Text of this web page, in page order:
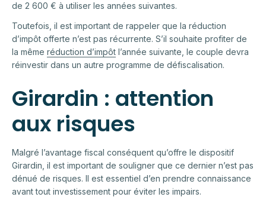
de 2 600 € à utiliser les années suivantes.
Toutefois, il est important de rappeler que la réduction
d’impôt offerte n’est pas récurrente. S’il souhaite profiter de
la même réduction d’impôt l’année suivante, le couple devra
réinvestir dans un autre programme de défiscalisation.
Girardin : attention
aux risques
Malgré l’avantage fiscal conséquent qu’offre le dispositif
Girardin, il est important de souligner que ce dernier n’est pas
dénué de risques. Il est essentiel d’en prendre connaissance
avant tout investissement pour éviter les impairs.